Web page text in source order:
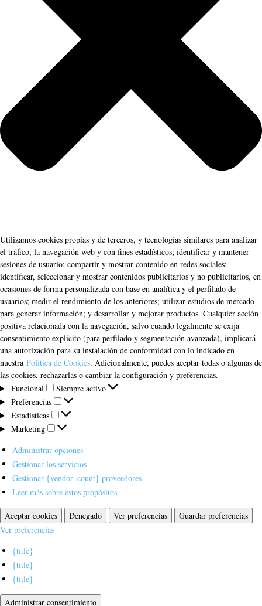
Utilizamos cookies propias y de terceros, y tecnologías similares para analizar
el tráfico, la navegación web y con fines estadísticos; identificar y mantener
sesiones de usuario; compartir y mostrar contenido en redes sociales;
identificar, seleccionar y mostrar contenidos publicitarios y no publicitarios, en
ocasiones de forma personalizada con base en analítica y el perfilado de
usuarios; medir el rendimiento de los anteriores; utilizar estudios de mercado
para generar información; y desarrollar y mejorar productos. Cualquier acción
positiva relacionada con la navegación, salvo cuando legalmente se exija
consentimiento explícito (para perfilado y segmentación avanzada), implicará
una autorización para su instalación de conformidad con lo indicado en
nuestra Política de Cookies. Adicionalmente, puedes aceptar todas o algunas de
las cookies, rechazarlas o cambiar la configuración y preferencias.
Funcional
Funcional
Siempre activo
Preferencias
Preferencias
Estadísticas
Estadísticas
Marketing
Marketing
Administrar opciones
Gestionar los servicios
Gestionar {vendor_count} proveedores
Leer más sobre estos propósitos
Aceptar cookies Denegado Ver preferencias
Guardar preferencias
Ver preferencias
{title}
{title}
{title}
Administrar consentimiento